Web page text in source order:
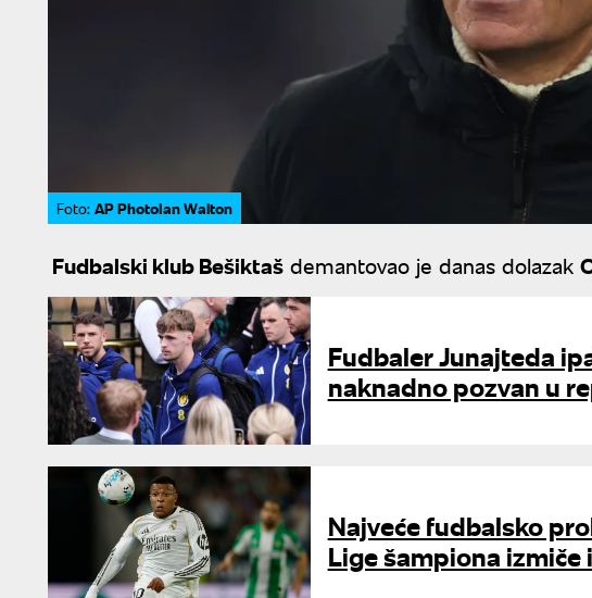
Foto: AP PhotoIan Walton
Fudbalski klub Bešiktaš demantovao je danas dolazak
Fudbaler Junajteda
naknadno pozvan u
Najveće fudbalsko
Lige šampiona